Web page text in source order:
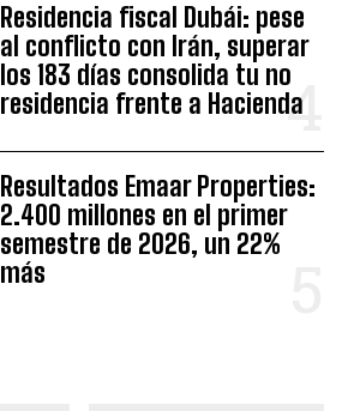
Residencia fiscal Dubái: pese
al conflicto con Irán, superar
los 183 días consolida tu no
residencia frente a Hacienda
Resultados Emaar Properties:
2.400 millones en el primer
semestre de 2026, un 22%
más